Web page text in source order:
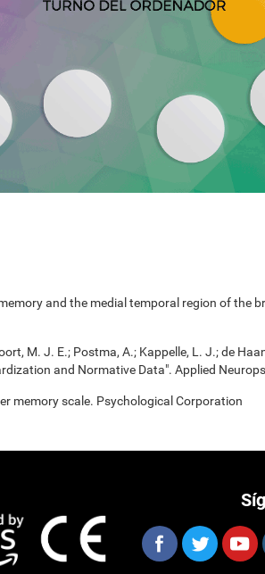
and the medial temporal region of the
M. J. E.; Postma, A.; Kappelle, L. J.; de
and Normative Data". Applied
memory scale. Psychological Corporation